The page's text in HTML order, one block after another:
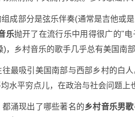
成部分是弦乐伴奏(通常是吉他或
乐抛开了在流行乐中用得很广的"
)，乡村音乐的歌手几乎总有美国南
最吸引美国南部与西部乡村的白
水平穷点儿，在政治与社会问题上
涌现出了哪些著名的乡村音乐男